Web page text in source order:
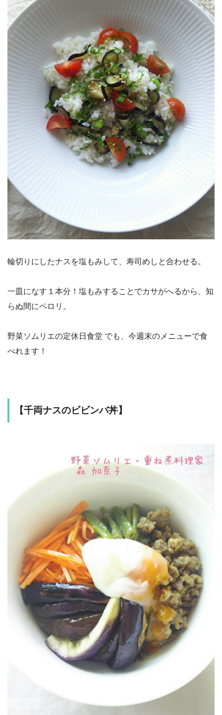
輪切りにしたナスを塩もみして、寿司めしと合わせる。
一皿になす１本分！塩もみすることでカサがへるから、知
らぬ間にペロリ。
野菜ソムリエの定休日食堂 でも、今週末のメニューで食
べれます！
【千両ナスのビビンバ丼】